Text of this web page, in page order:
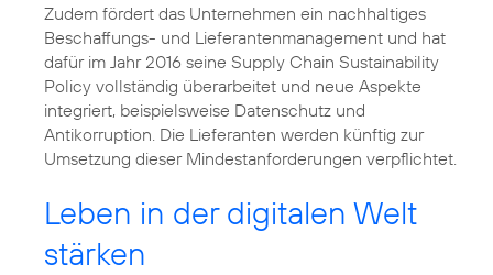
Zudem fördert das Unternehmen ein nachhaltiges
Beschaffungs- und Lieferantenmanagement und hat
dafür im Jahr 2016 seine Supply Chain Sustainability
Policy vollständig überarbeitet und neue Aspekte
integriert, beispielsweise Datenschutz und
Antikorruption. Die Lieferanten werden künftig zur
Umsetzung dieser Mindestanforderungen verpflichtet.
Leben in der digitalen Welt
stärken